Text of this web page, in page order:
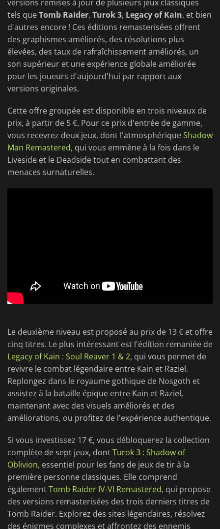
versions remises à jour de plusieurs jeux classiques
tels queTomb Raider, Turok 3, Legacy of Kain, et bien
d'autres encore ! Ces éditions remasterisées offrent
des graphismes améliorés, des résolutions plus
élevées, des taux de rafraîchissement améliorés, un
son supérieur et une expérience globale améliorée
pour les joueurs d'aujourd'hui par rapport aux
versions originales.
Cette offre groupée est disponible en trois niveaux de
prix, à partir de 5 €. Pour ce prix d'entrée de gamme,
vous recevrez deux jeux, dont l'atmosphériqueShadow
Man Remastered, qui vous emmène à la fois dans le
Liveside et le Deadside tout en combattant des
menaces surnaturelles.
Le deuxième niveau est proposé au prix de 13 € et offre
cinq titres. Le plus intéressant est l'édition remaniée de
Legacy of Kain : Soul Reaver 1 & 2, qui vous permet de
revivre le combat légendaire entre Kain et Raziel.
Replongez dans le royaume gothique de Nosgoth et
assistez à la bataille épique entre Kain et Raziel,
maintenant avec des visuels améliorés et des
améliorations, ou profitez de l'expérience authentique.
Si vous investissez 17 €, vous débloquerez la collection
complète de sept jeux, dontTurok 3 : Shadow of
Oblivion, essentiel pour les fans de jeux de tir à la
première personne classiques. Elle comprend
égalementTomb Raider IV-VI Remastered, qui propose
des versions remasterisées des trois derniers titres de
Tomb Raider. Explorez des sites légendaires, résolvez
des énigmes complexes et affrontez des ennemis